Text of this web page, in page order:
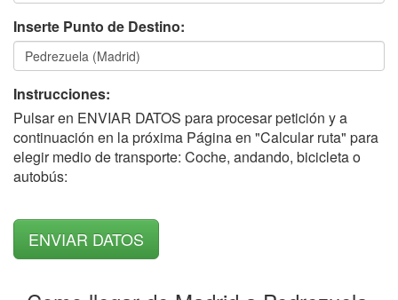
Inserte Punto de Destino:
Instrucciones:
Pulsar en ENVIAR DATOS para procesar petición y a
continuación en la próxima Página en "Calcular ruta" para
elegir medio de transporte: Coche, andando, bicicleta o
autobús: